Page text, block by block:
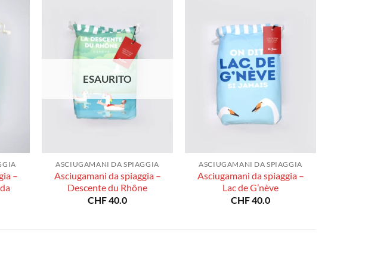
–
ESAURITO
ASCIUGAMANI DA SPIAGGIA
Asciugamani da spiaggia –
Descente du Rhône
CHF40.0
ASCIUGAMANI DA SPIAGGIA
Asciugamani da spiaggia –
Lac de G’nève
CHF40.0